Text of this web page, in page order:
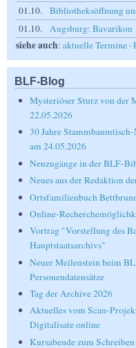
01.10.
Bibliotheksöffnung
01.10.
Augsburg: Bavarikon
siehe auch: aktuelle Termine ·
BLF-Blog
Mysteriöser Sturz von der
22.05.2026
30 Jahre
am 24.05.2026
Neuzugänge in der BLF-
Neues aus der Redaktion
Ortsfamilienbuch
Online-
Vortrag "Vorstellung des
Hauptstaatsarchivs"
Neuer Meilenstein beim
Personendatensätze
Tag der Archive 2026
Aktuelles vom Scan-
Digitalisate online
Kursabende zum